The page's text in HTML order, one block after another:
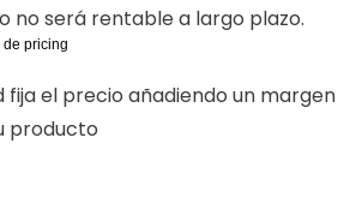
no será rentable a largo plazo.
fija el precio añadiendo un margen
producto